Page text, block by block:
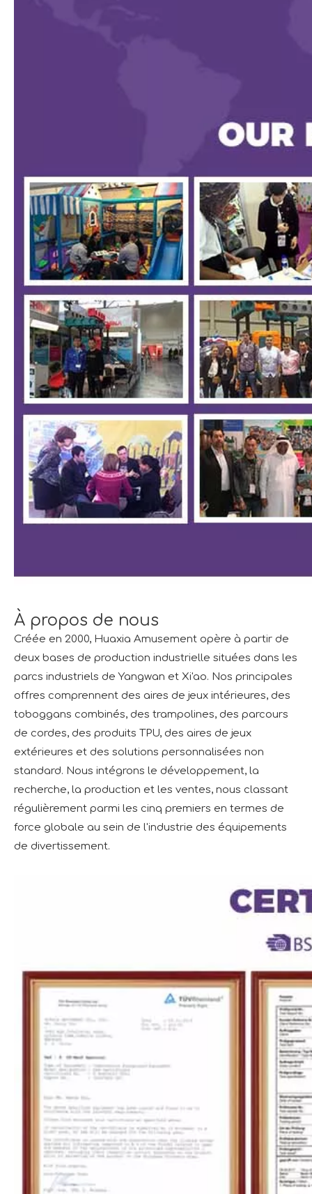
À propos de nous
Créée en 2000, Huaxia Amusement opère à partir de
deux bases de production industrielle situées dans les
parcs industriels de Yangwan et Xi'ao. Nos principales
offres comprennent des aires de jeux intérieures, des
toboggans combinés, des trampolines, des parcours
de cordes, des produits TPU, des aires de jeux
extérieures et des solutions personnalisées non
standard. Nous intégrons le développement, la
recherche, la production et les ventes, nous classant
régulièrement parmi les cinq premiers en termes de
force globale au sein de l'industrie des équipements
de divertissement.